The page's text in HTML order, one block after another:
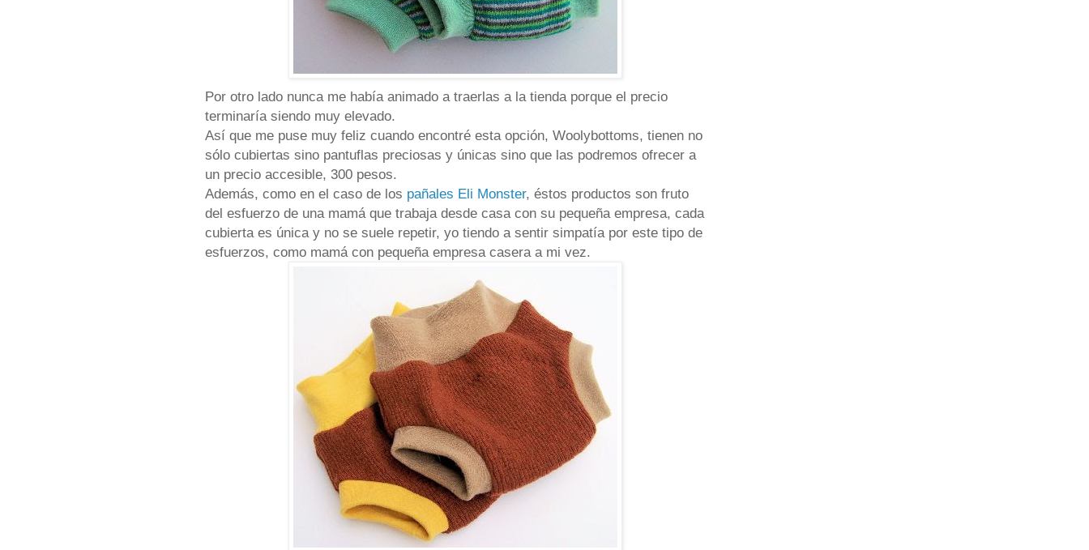
Por otro lado nunca me había animado a traerlas a la tienda porque el precio
terminaría siendo muy elevado.
Así que me puse muy feliz cuando encontré esta opción, Woolybottoms, tienen no
sólo cubiertas sino pantuflas preciosas y únicas sino que las podremos ofrecer a
un precio accesible, 300 pesos.
Además, como en el caso de los pañales Eli Monster, éstos productos son fruto
del esfuerzo de una mamá que trabaja desde casa con su pequeña empresa, cada
cubierta es única y no se suele repetir, yo tiendo a sentir simpatía por este tipo de
esfuerzos, como mamá con pequeña empresa casera a mi vez.